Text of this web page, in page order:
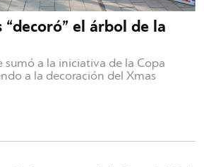
“decoró” el árbol de la
sumó a la iniciativa de la Copa
a la decoración del Xmas